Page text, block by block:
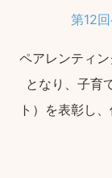
第12
ペアレンティ
となり、子育
ト）を表彰し